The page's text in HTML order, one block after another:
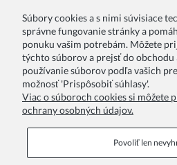
Váš komentár:
Odoslať
Súbory cookies a s nimi súvisiace
správne fungovanie stránky a
ponuku vašim potrebám. Môžete
týchto súborov a prejsť do
používanie súborov podľa vašich
možnosť 'Prispôsobiť súhlasy'.
Viac o súboroch cookies si môžete
ochrany osobných údajov.
Povoliť len